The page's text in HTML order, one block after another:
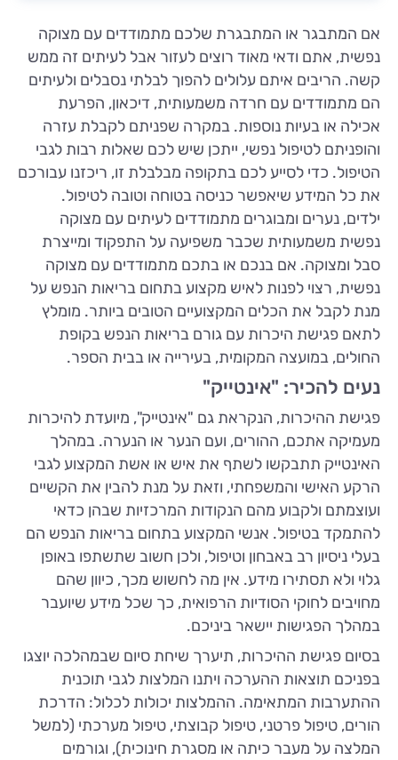
אם המתבגר או המתבגרת שלכם מתמודדים עם מצוקה
נפשית, אתם ודאי מאוד רוצים לעזור אבל לעיתים זה ממש
קשה. הריבים איתם עלולים להפוך לבלתי נסבלים ולעיתים
הם מתמודדים עם חרדה משמעותית, דיכאון, הפרעת
אכילה או בעיות נוספות. במקרה שפניתם לקבלת עזרה
והופניתם לטיפול נפשי, ייתכן שיש לכם שאלות רבות לגבי
הטיפול. כדי לסייע לכם בתקופה מבלבלת זו, ריכזנו עבורכם
את כל המידע שיאפשר כניסה בטוחה וטובה לטיפול.
ילדים, נערים ומבוגרים מתמודדים לעיתים עם מצוקה
נפשית משמעותית שכבר משפיעה על התפקוד ומייצרת
סבל ומצוקה. אם בנכם או בתכם מתמודדים עם מצוקה
נפשית, רצוי לפנות לאיש מקצוע בתחום בריאות הנפש על
מנת לקבל את הכלים המקצועיים הטובים ביותר. מומלץ
לתאם פגישת היכרות עם גורם בריאות הנפש בקופת
החולים, במועצה המקומית, בעירייה או בבית הספר.
נעים להכיר: "אינטייק"
פגישת ההיכרות, הנקראת גם "אינטייק", מיועדת להיכרות
מעמיקה אתכם, ההורים, ועם הנער או הנערה. במהלך
האינטייק תתבקשו לשתף את איש או אשת המקצוע לגבי
הרקע האישי והמשפחתי, וזאת על מנת להבין את הקשיים
ועוצמתם ולקבוע מהם הנקודות המרכזיות שבהן כדאי
להתמקד בטיפול. אנשי המקצוע בתחום בריאות הנפש הם
בעלי ניסיון רב באבחון וטיפול, ולכן חשוב שתשתפו באופן
גלוי ולא תסתירו מידע. אין מה לחשוש מכך, כיוון שהם
מחויבים לחוקי הסודיות הרפואית, כך שכל מידע שיועבר
במהלך הפגישות יישאר ביניכם.
בסיום פגישת ההיכרות, תיערך שיחת סיום שבמהלכה יוצגו
בפניכם תוצאות ההערכה ויתנו המלצות לגבי תוכנית
ההתערבות המתאימה. ההמלצות יכולות לכלול: הדרכת
הורים, טיפול פרטני, טיפול קבוצתי, טיפול מערכתי (למשל
המלצה על מעבר כיתה או מסגרת חינוכית), וגורמים